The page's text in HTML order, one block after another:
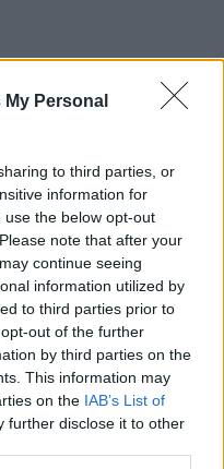
Personal
to third parties, or
information for
the below opt-out
note that after your
continue seeing
information utilized by
to third parties prior to
out of the further
by third parties on the
This information may
on the IAB’s List of
further disclose it to other